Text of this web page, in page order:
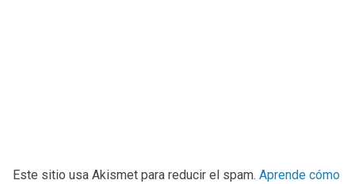
Este sitio usa Akismet para reducir el spam. Aprende cómo